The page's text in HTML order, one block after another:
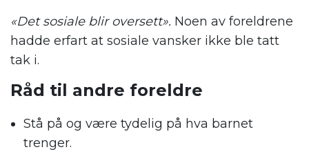
«Det sosiale blir oversett». Noen av foreldrene
hadde erfart at sosiale vansker ikke ble tatt
tak i.
Råd til andre foreldre
Stå på og være tydelig på hva barnet
trenger.